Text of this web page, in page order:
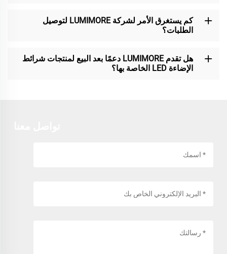
كم يستغرق الأمر لشركة LUMIMORE لتوصيل
الطلبات؟
هل تقدم LUMIMORE دعمًا بعد البيع لمنتجات شرائط
الإضاءة LED الخاصة بها؟